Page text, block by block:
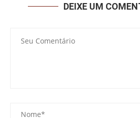
DEIXE UM